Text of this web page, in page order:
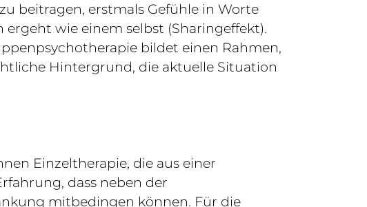
beitragen, erstmals Gefühle in Worte
wie einem selbst (Sharingeffekt).
bildet einen Rahmen,
Hintergrund, die aktuelle Situation
Einzeltherapie, die aus einer
dass neben der
mitbedingen können. Für die